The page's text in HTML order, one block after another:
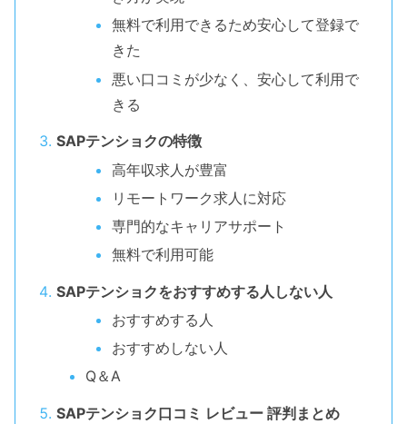
無料で利用できるため安心して登録で
きた
悪い口コミが少なく、安心して利用で
きる
SAPテンショクの特徴
高年収求人が豊富
リモートワーク求人に対応
専門的なキャリアサポート
無料で利用可能
SAPテンショクをおすすめする人しない人
おすすめする人
おすすめしない人
Q＆A
SAPテンショク口コミ レビュー 評判まとめ